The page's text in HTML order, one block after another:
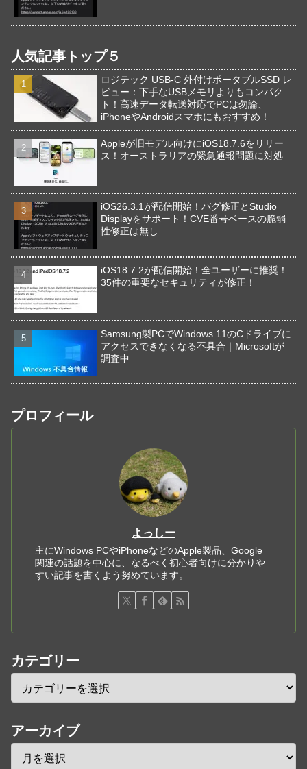
人気記事トップ５
ロジテック USB-C 外付けポータブルSSD レ
ビュー：下手なUSBメモリよりもコンパク
ト！高速データ転送対応でPCは勿論、
iPhoneやAndroidスマホにもおすすめ！
Appleが旧モデル向けにiOS18.7.6をリリー
ス！オーストラリアの緊急通報問題に対処
iOS26.3.1が配信開始！バグ修正とStudio
Displayをサポート！CVE番号ベースの脆弱
性修正は無し
iOS18.7.2が配信開始！全ユーザーに推奨！
35件の重要なセキュリティが修正！
Samsung製PCでWindows 11のCドライブに
アクセスできなくなる不具合｜Microsoftが
調査中
プロフィール
よっしー
主にWindows PCやiPhoneなどのApple製品、Google
関連の話題を中心に、なるべく初心者向けに分かりや
すい記事を書くよう努めています。
カテゴリー
アーカイブ